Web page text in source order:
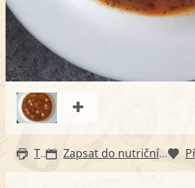
Tisk Zapsat do nutričního diáře